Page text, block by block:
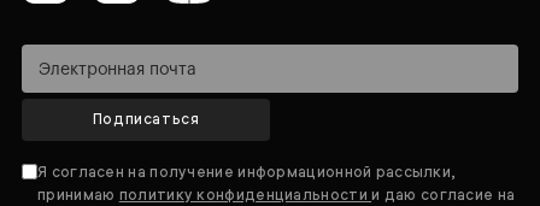
Подписаться
Я согласен на получение информационной рассылки,
принимаю политику конфиденциальностии даю согласие на